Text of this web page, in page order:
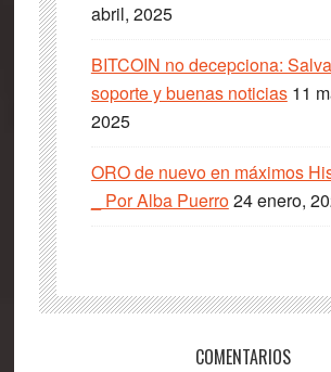
abril, 2025
BITCOIN no decepciona:
soporte y buenas noticias 11
2025
ORO de nuevo en máximos
_ Por Alba Puerro24 enero,
COMENTARIOS